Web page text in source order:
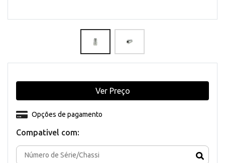
Compativel com:
Opções de pagamento
Ver Preço